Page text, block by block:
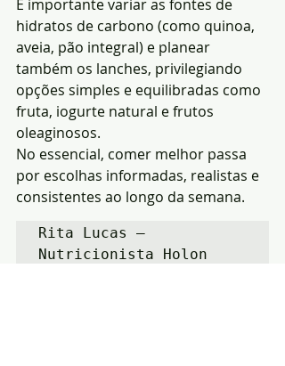
É importante variar as fontes de
hidratos de carbono (como quinoa,
aveia, pão integral) e planear
também os lanches, privilegiando
opções simples e equilibradas como
fruta, iogurte natural e frutos
oleaginosos.
No essencial, comer melhor passa
por escolhas informadas, realistas e
consistentes ao longo da semana.
Rita Lucas –
Nutricionista Holon